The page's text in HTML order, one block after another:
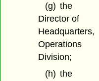
(g) the
Director of
Headquarters,
Operations
Division;
(h) the